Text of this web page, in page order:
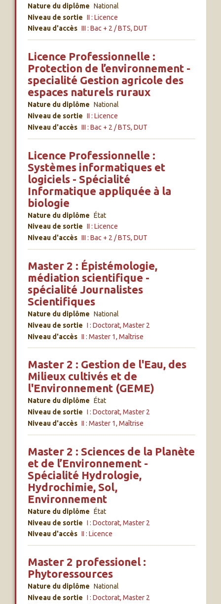
Nature du diplôme National
Niveau de sortie II : Licence
Niveau d'accès III : Bac + 2 / BTS, DUT
Licence Professionnelle :
Protection de l’environnement -
specialité Gestion agricole des
espaces naturels ruraux
Nature du diplôme National
Niveau de sortie II : Licence
Niveau d'accès III : Bac + 2 / BTS, DUT
Licence Professionnelle :
Systèmes informatiques et
logiciels - Spécialité
Informatique appliquée à la
biologie
Nature du diplôme État
Niveau de sortie II : Licence
Niveau d'accès III : Bac + 2 / BTS, DUT
Master 2 : Épistémologie,
médiation scientifique -
spécialité Journalistes
Scientifiques
Nature du diplôme National
Niveau de sortie I : Doctorat, Master 2
Niveau d'accès II : Master 1, Maîtrise
Master 2 : Gestion de l'Eau, des
Milieux cultivés et de
l'Environnement (GEME)
Nature du diplôme État
Niveau de sortie I : Doctorat, Master 2
Niveau d'accès II : Master 1, Maîtrise
Master 2 : Sciences de la Planète
et de l’Environnement -
Spécialité Hydrologie,
Hydrochimie, Sol,
Environnement
Nature du diplôme État
Niveau de sortie I : Doctorat, Master 2
Niveau d'accès II : Licence
Master 2 professionel :
Phytoressources
Nature du diplôme National
Niveau de sortie I : Doctorat, Master 2